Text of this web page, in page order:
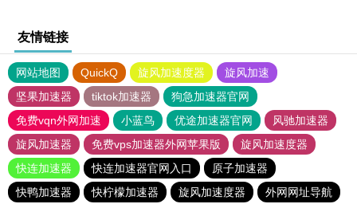
友情链接
网站地图 QuickQ 旋风加速度器
旋风加速
坚果加速器
tiktok加速器
狗急加速器官网
免费vqn外网加速
小蓝鸟 优途加速器官网
风驰加速器
旋风加速器
免费vps加速器外网苹果版
旋风加速度器
快连加速器
快连加速器官网入口
原子加速器
快鸭加速器
快柠檬加速器 旋风加速度器
外网网址导航